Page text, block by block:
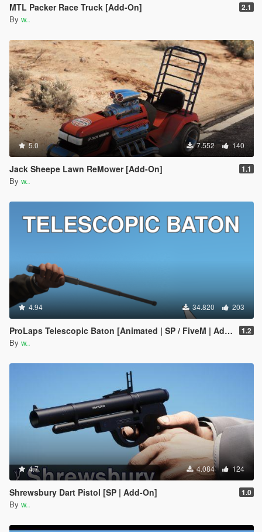
MTL Packer Race Truck [Add-On] 2.1
By w..
5.0 7.552 140
Jack Sheepe Lawn ReMower [Add-On] 1.1
By w..
4.94 34.820 203
ProLaps Telescopic Baton [Animated | SP / FiveM | Add-On] 1.2
By w..
4.7 4.084 124
Shrewsbury Dart Pistol [SP | Add-On] 1.0
By w..